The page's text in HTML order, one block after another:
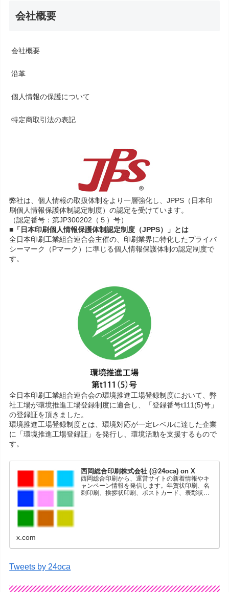
会社概要
会社概要
沿革
個人情報の保護について
特定商取引法の表記
弊社は、個人情報の取扱体制をより一層強化し、JPPS（日本印
刷個人情報保護体制認定制度）の認定を受けています。
（認定番号：第JP300202（５）号）
■「日本印刷個人情報保護体制認定制度（JPPS）」とは
全日本印刷工業組合連合会主催の、印刷業界に特化したプライバ
シーマーク（Pマーク）に準じる個人情報保護体制の認定制度で
す。
全日本印刷工業組合連合会の環境推進工場登録制度において、弊
社工場が環境推進工場登録制度に適合し、「登録番号t111(5)号」
の登録証を頂きました。
環境推進工場登録制度とは、環境対応が一定レベルに達した企業
に「環境推進工場登録証」を発行し、環境活動を支援するもので
す。
西岡総合印刷株式会社 (@24oca) on X
西岡総合印刷から、運営サイトの新着情報やキ
ャンペーン情報を発信します。年賀状印刷、名
刺印刷、挨拶状印刷、ポストカード、表彰状印
x.com
Tweets by 24oca